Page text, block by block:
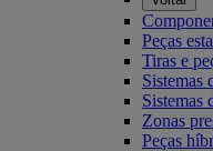
Peças
Tiras e
Sistemas
Sistemas
Zonas
Peças